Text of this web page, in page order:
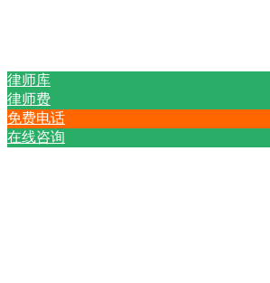
律师库
律师费
免费电话
在线咨询